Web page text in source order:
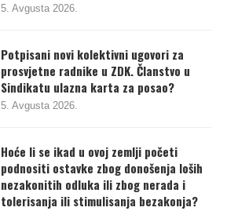
5. Avgusta 2026.
Potpisani novi kolektivni ugovori za
prosvjetne radnike u ZDK. Članstvo u
Sindikatu ulazna karta za posao?
5. Avgusta 2026.
Hoće li se ikad u ovoj zemlji početi
podnositi ostavke zbog donošenja loših
nezakonitih odluka ili zbog nerada i
tolerisanja ili stimulisanja bezakonja?